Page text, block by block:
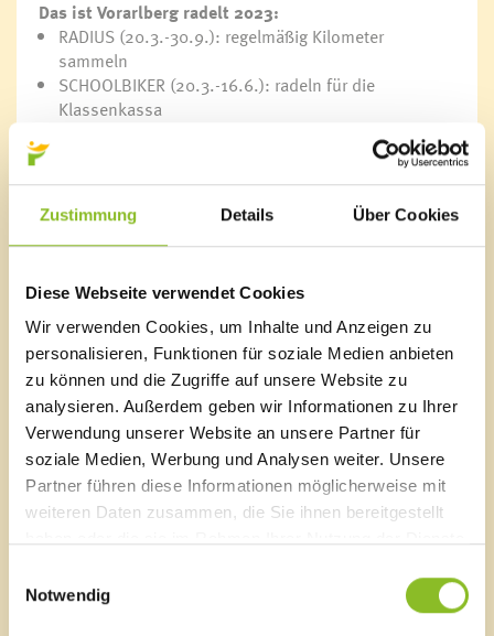
Zustimmung Details Über Cookies
Diese Webseite verwendet Cookies
Wir verwenden Cookies, um Inhalte und Anzeigen zu
personalisieren, Funktionen für soziale Medien anbieten
zu können und die Zugriffe auf unsere Website zu
analysieren. Außerdem geben wir Informationen zu Ihrer
Verwendung unserer Website an unsere Partner für
soziale Medien, Werbung und Analysen weiter. Unsere
Partner führen diese Informationen möglicherweise mit
weiteren Daten zusammen, die Sie ihnen bereitgestellt
Notwendig
Das ist Vorarlberg radelt 2023:
RADIUS (20.3.-30.9.): regelmäßig Kilometer
sammeln
SCHOOLBIKER (20.3.-16.6.): radeln für die
Klassenkassa
Radelt zur Arbeit (1.5.-31.5.): an 10 Tagen im Mai mit
Speichenkobolde (1.7.-12.9.): Sammelspaß für die
ganze Familie
Passathon (7.4.-30.9.): Passivhäuser entdecken
WinterRADIUS (11.11.-10.2.): Radeln in der kühlen
Alle Informationen dazu auf
https://vorarlberg.radelt.at/aktionen2023
Zu gewinnen gibt es:
Sparbücher der Raiffeisen Landesbank im Wert von je
333 Euro | Markenfahrräder und hochwertiges
Fahrradzubehör | Vorarlberg isst Gutscheine (zur
Verfügung gestellt von der WKV) | Erlebnistickets für
den Erlebnisberg Golm | eine Radtour mit Verpflegung
die ganze Schule | Geld für die Klassenkassa | und
viele weitere Preise …